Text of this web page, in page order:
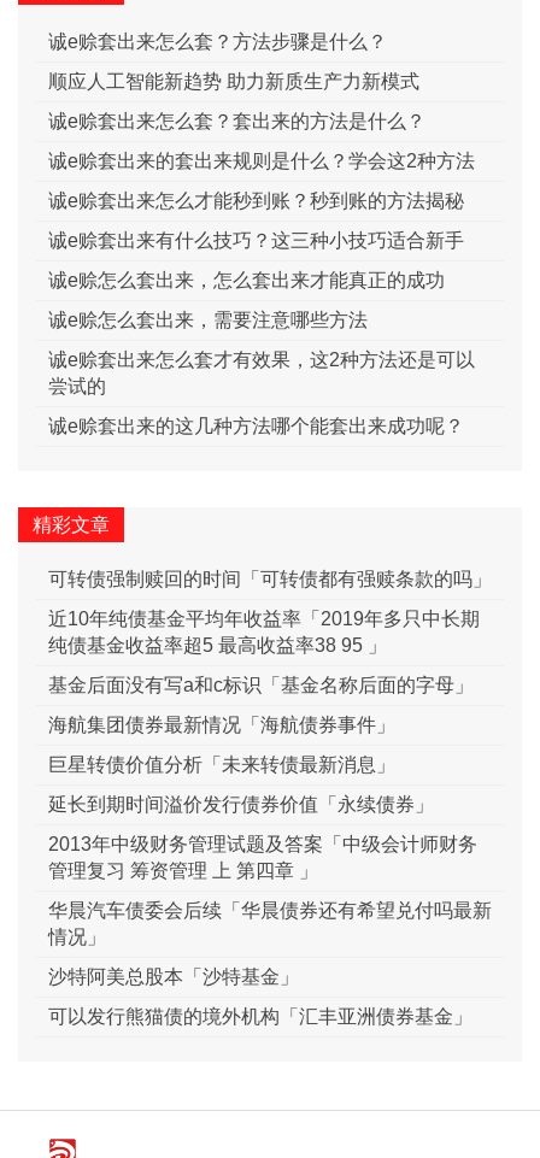
诚e赊套出来怎么套？方法步骤是什么？
顺应人工智能新趋势 助力新质生产力新模式
诚e赊套出来怎么套？套出来的方法是什么？
诚e赊套出来的套出来规则是什么？学会这2种方法
诚e赊套出来怎么才能秒到账？秒到账的方法揭秘
诚e赊套出来有什么技巧？这三种小技巧适合新手
诚e赊怎么套出来，怎么套出来才能真正的成功
诚e赊怎么套出来，需要注意哪些方法
诚e赊套出来怎么套才有效果，这2种方法还是可以
尝试的
诚e赊套出来的这几种方法哪个能套出来成功呢？
精彩文章
可转债强制赎回的时间「可转债都有强赎条款的吗」
近10年纯债基金平均年收益率「2019年多只中长期
纯债基金收益率超5 最高收益率38 95 」
基金后面没有写a和c标识「基金名称后面的字母」
海航集团债券最新情况「海航债券事件」
巨星转债价值分析「未来转债最新消息」
延长到期时间溢价发行债券价值「永续债券」
2013年中级财务管理试题及答案「中级会计师财务
管理复习 筹资管理 上 第四章 」
华晨汽车债委会后续「华晨债券还有希望兑付吗最新
情况」
沙特阿美总股本「沙特基金」
可以发行熊猫债的境外机构「汇丰亚洲债券基金」